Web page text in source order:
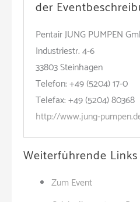
der
Pentair JUNG PUMPEN
Industriestr. 4-6
33803 Steinhagen
Telefon: +49 (5204) 17-0
Telefax: +49 (5204) 80368
http://www.jung-
Weiterführende Links
Zum Event